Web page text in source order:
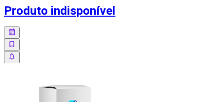
Produto indisponível